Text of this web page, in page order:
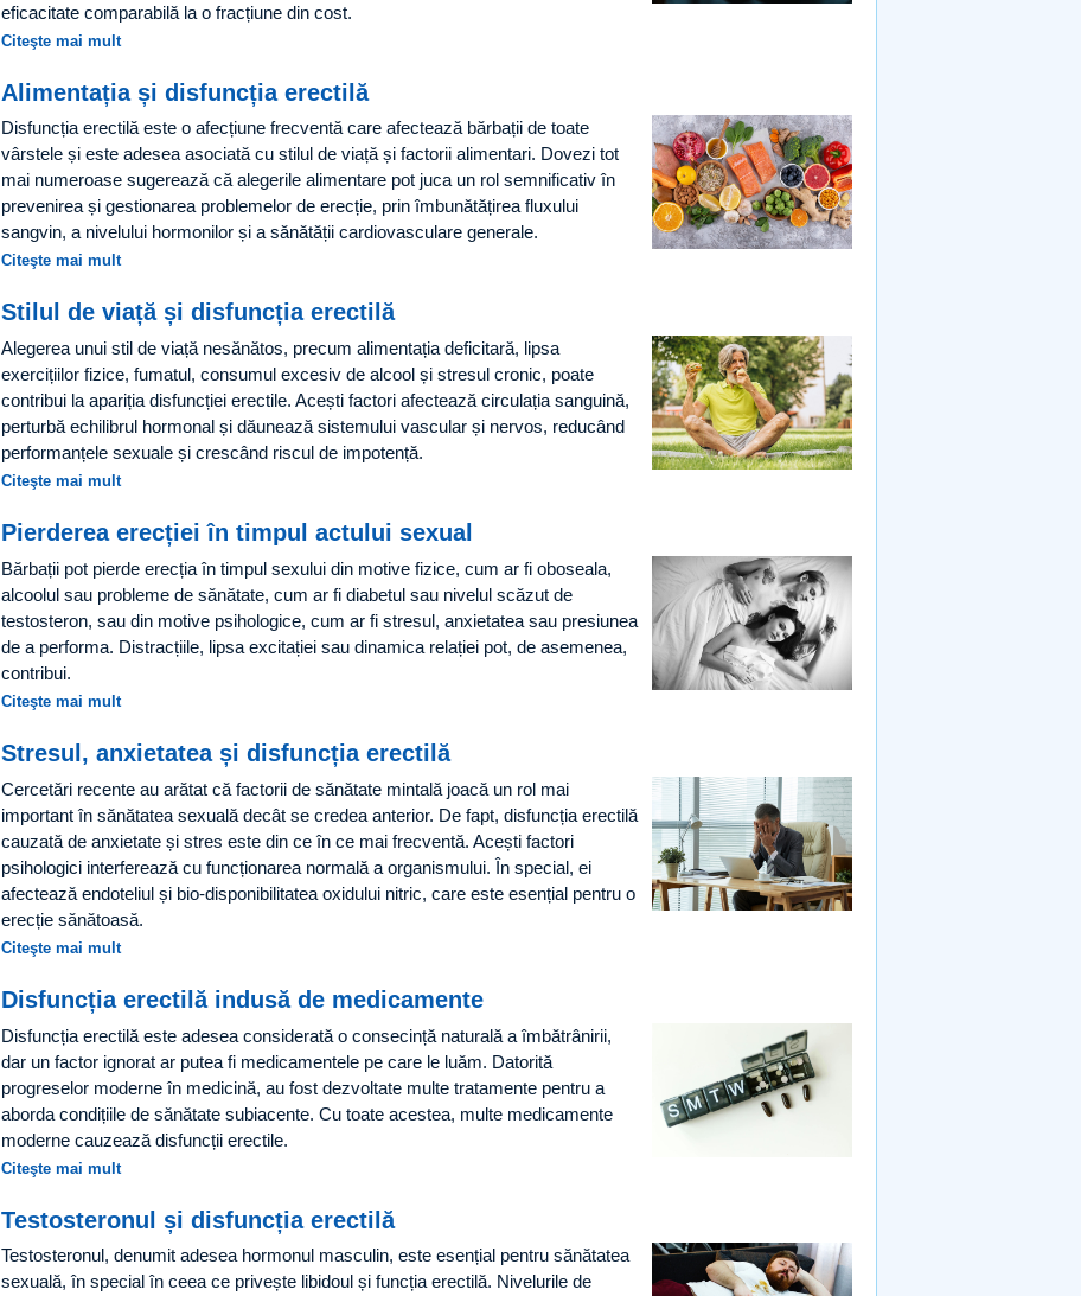
eficacitate comparabilă la o fracțiune din cost.
Citeşte mai mult
Alimentația și disfuncția erectilă
Disfuncția erectilă este o afecțiune frecventă care afectează bărbații de toate
vârstele și este adesea asociată cu stilul de viață și factorii alimentari. Dovezi tot
mai numeroase sugerează că alegerile alimentare pot juca un rol semnificativ în
prevenirea și gestionarea problemelor de erecție, prin îmbunătățirea fluxului
sangvin, a nivelului hormonilor și a sănătății cardiovasculare generale.
Citeşte mai mult
Stilul de viață și disfuncția erectilă
Alegerea unui stil de viață nesănătos, precum alimentația deficitară, lipsa
exercițiilor fizice, fumatul, consumul excesiv de alcool și stresul cronic, poate
contribui la apariția disfuncției erectile. Acești factori afectează circulația sanguină,
perturbă echilibrul hormonal și dăunează sistemului vascular și nervos, reducând
performanțele sexuale și crescând riscul de impotență.
Citeşte mai mult
Pierderea erecției în timpul actului sexual
Bărbații pot pierde erecția în timpul sexului din motive fizice, cum ar fi oboseala,
alcoolul sau probleme de sănătate, cum ar fi diabetul sau nivelul scăzut de
testosteron, sau din motive psihologice, cum ar fi stresul, anxietatea sau presiunea
de a performa. Distracțiile, lipsa excitației sau dinamica relației pot, de asemenea,
contribui.
Citeşte mai mult
Stresul, anxietatea și disfuncția erectilă
Cercetări recente au arătat că factorii de sănătate mintală joacă un rol mai
important în sănătatea sexuală decât se credea anterior. De fapt, disfuncția erectilă
cauzată de anxietate și stres este din ce în ce mai frecventă. Acești factori
psihologici interferează cu funcționarea normală a organismului. În special, ei
afectează endoteliul și bio-disponibilitatea oxidului nitric, care este esențial pentru o
erecție sănătoasă.
Citeşte mai mult
Disfuncția erectilă indusă de medicamente
Disfuncția erectilă este adesea considerată o consecință naturală a îmbătrânirii,
dar un factor ignorat ar putea fi medicamentele pe care le luăm. Datorită
progreselor moderne în medicină, au fost dezvoltate multe tratamente pentru a
aborda condițiile de sănătate subiacente. Cu toate acestea, multe medicamente
moderne cauzează disfuncții erectile.
Citeşte mai mult
Testosteronul și disfuncția erectilă
Testosteronul, denumit adesea hormonul masculin, este esențial pentru sănătatea
sexuală, în special în ceea ce privește libidoul și funcția erectilă. Nivelurile de